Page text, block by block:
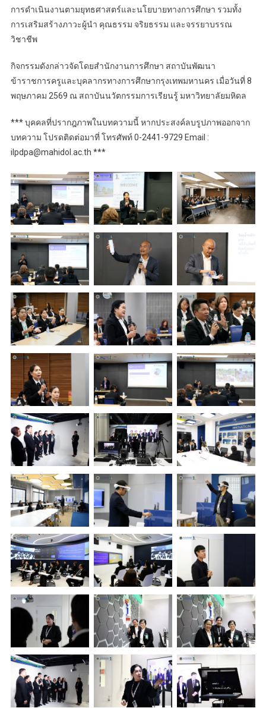
การดำเนินงานตามยุทธศาสตร์และนโยบายทางการศึกษา รวมทั้ง
การเสริมสร้างภาวะผู้นำ คุณธรรม จริยธรรม และจรรยาบรรณ
วิชาชีพ
กิจกรรมดังกล่าวจัดโดยสำนักงานการศึกษา สถาบันพัฒนา
ข้าราชการครูและบุคลากรทางการศึกษากรุงเทพมหานคร เมื่อวันที่ 8
พฤษภาคม 2569 ณ สถาบันนวัตกรรมการเรียนรู้ มหาวิทยาลัยมหิดล
*** บุคคลที่ปรากฎภาพในบทความนี้ หากประสงค์ลบรูปภาพออกจาก
บทความ โปรดติดต่อมาที่ โทรศัพท์ 0-2441-9729 Email :
ilpdpa@mahidol.ac.th ***